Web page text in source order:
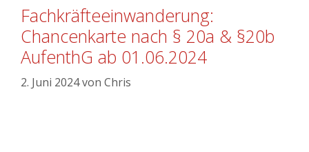
Fachkräfteeinwanderung:
Chancenkarte nach § 20a & §20b
AufenthG ab 01.06.2024
2. Juni 2024von Chris